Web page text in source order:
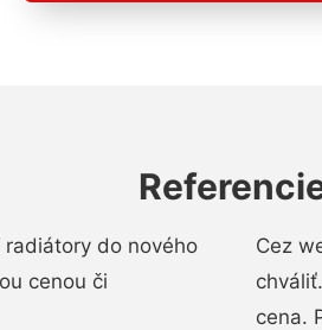
do nového
cenou či
Cez
cena.